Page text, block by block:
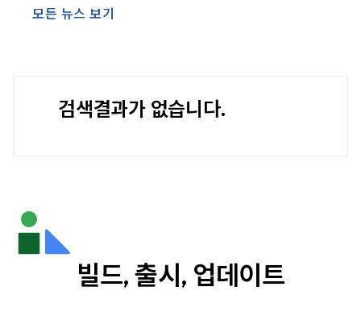
모든 뉴스 보기
검색결과가 없습니다.
빌드, 출시, 업데이트